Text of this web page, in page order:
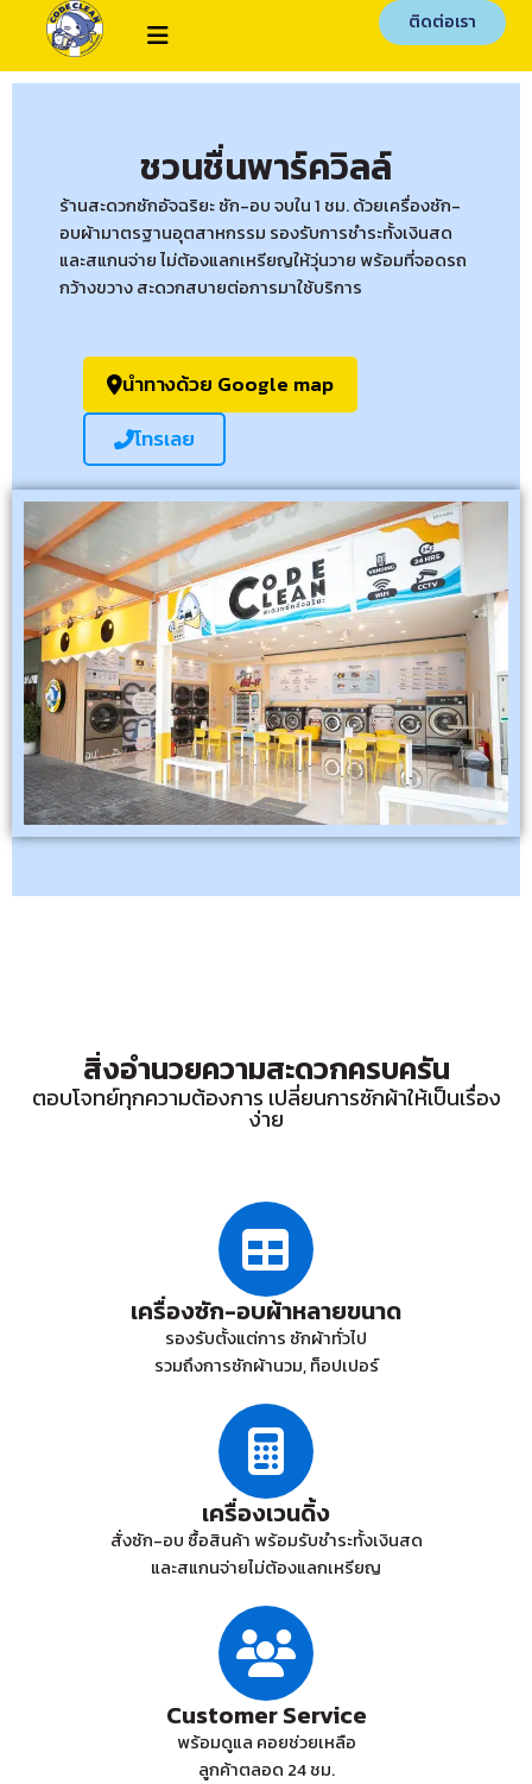
ติดต่อเรา
ชวนชื่นพาร์ควิลล์
ร้านสะดวกซักอัจฉริยะ ซัก-อบ จบใน 1 ชม. ด้วยเครื่องซัก-
อบผ้ามาตรฐานอุตสาหกรรม รองรับการชำระทั้งเงินสด
และสแกนจ่าย ไม่ต้องแลกเหรียญให้วุ่นวาย พร้อมที่จอดรถ
กว้างขวาง สะดวกสบายต่อการมาใช้บริการ
นำทางด้วย Google map
โทรเลย
สิ่งอำนวยความสะดวกครบครัน
ตอบโจทย์ทุกความต้องการ เปลี่ยนการซักผ้าให้เป็นเรื่อง
ง่าย
เครื่องซัก-อบผ้าหลายขนาด
รองรับตั้งแต่การ ซักผ้าทั่วไป
รวมถึงการซักผ้านวม, ท็อปเปอร์
เครื่องเวนดิ้ง
สั่งซัก-อบ ซื้อสินค้า พร้อมรับชำระทั้งเงินสด
และสแกนจ่ายไม่ต้องแลกเหรียญ
Customer Service
พร้อมดูแล คอยช่วยเหลือ
ลูกค้าตลอด 24 ชม.